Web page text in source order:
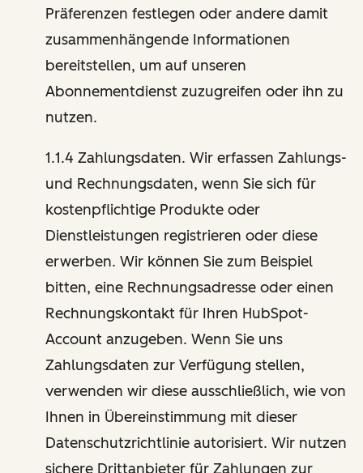
Präferenzen festlegen oder andere damit
zusammenhängende Informationen
bereitstellen, um auf unseren
Abonnementdienst zuzugreifen oder ihn zu
nutzen.
1.1.4 Zahlungsdaten. Wir erfassen Zahlungs-
und Rechnungsdaten, wenn Sie sich für
kostenpflichtige Produkte oder
Dienstleistungen registrieren oder diese
erwerben. Wir können Sie zum Beispiel
bitten, eine Rechnungsadresse oder einen
Rechnungskontakt für Ihren HubSpot-
Account anzugeben. Wenn Sie uns
Zahlungsdaten zur Verfügung stellen,
verwenden wir diese ausschließlich, wie von
Ihnen in Übereinstimmung mit dieser
Datenschutzrichtlinie autorisiert. Wir nutzen
sichere Drittanbieter für Zahlungen zur